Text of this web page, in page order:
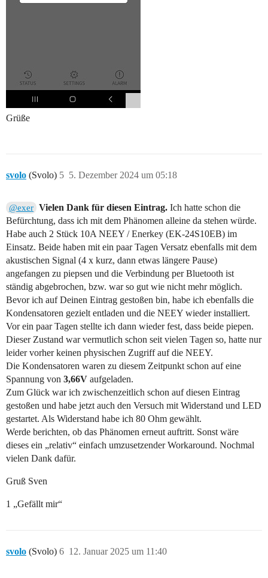
Grüße
svolo (Svolo) 5. Dezember 2024 um 05:18
5
@exer Vielen Dank für diesen Eintrag. Ich hatte schon die
Befürchtung, dass ich mit dem Phänomen alleine da stehen würde.
Habe auch 2 Stück 10A NEEY / Enerkey (EK-24S10EB) im
Einsatz. Beide haben mit ein paar Tagen Versatz ebenfalls mit dem
akustischen Signal (4 x kurz, dann etwas längere Pause)
angefangen zu piepsen und die Verbindung per Bluetooth ist
ständig abgebrochen, bzw. war so gut wie nicht mehr möglich.
Bevor ich auf Deinen Eintrag gestoßen bin, habe ich ebenfalls die
Kondensatoren gezielt entladen und die NEEY wieder installiert.
Vor ein paar Tagen stellte ich dann wieder fest, dass beide piepen.
Dieser Zustand war vermutlich schon seit vielen Tagen so, hatte nur
leider vorher keinen physischen Zugriff auf die NEEY.
Die Kondensatoren waren zu diesem Zeitpunkt schon auf eine
Spannung von 3,66V aufgeladen.
Zum Glück war ich zwischenzeitlich schon auf diesen Eintrag
gestoßen und habe jetzt auch den Versuch mit Widerstand und LED
gestartet. Als Widerstand habe ich 80 Ohm gewählt.
Werde berichten, ob das Phänomen erneut auftritt. Sonst wäre
dieses ein „relativ“ einfach umzusetzender Workaround. Nochmal
vielen Dank dafür.
Gruß Sven
1 „Gefällt mir“
svolo (Svolo) 12. Januar 2025 um 11:40
6